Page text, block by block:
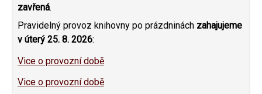
zavřená.
Pravidelný provoz knihovny po prázdninách zahajujeme
v úterý 25. 8. 2026:
Vice o provozní době
Vice o provozní době